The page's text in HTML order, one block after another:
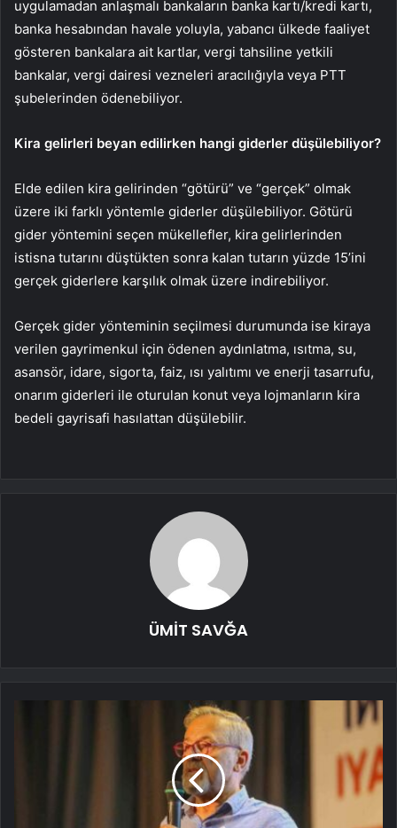
uygulamadan anlaşmalı bankaların banka kartı/kredi kartı,
banka hesabından havale yoluyla, yabancı ülkede faaliyet
gösteren bankalara ait kartlar, vergi tahsiline yetkili
bankalar, vergi dairesi vezneleri aracılığıyla veya PTT
şubelerinden ödenebiliyor.
Kira gelirleri beyan edilirken hangi giderler düşülebiliyor?
Elde edilen kira gelirinden “götürü” ve “gerçek” olmak
üzere iki farklı yöntemle giderler düşülebiliyor. Götürü
gider yöntemini seçen mükellefler, kira gelirlerinden
istisna tutarını düştükten sonra kalan tutarın yüzde 15’ini
gerçek giderlere karşılık olmak üzere indirebiliyor.
Gerçek gider yönteminin seçilmesi durumunda ise kiraya
verilen gayrimenkul için ödenen aydınlatma, ısıtma, su,
asansör, idare, sigorta, faiz,​​​​​​​ ısı yalıtımı ve enerji tasarrufu,
onarım giderleri ile oturulan konut veya lojmanların kira
bedeli gayrisafi hasılattan düşülebilir.
ÜMİT SAVĞA